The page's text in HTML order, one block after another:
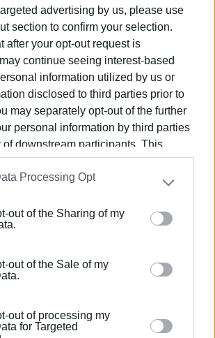
advertising by us, please use
section to confirm your selection.
after your opt-out request is
continue seeing interest-based
information utilized by us or
disclosed to third parties prior to
may separately opt-out of the further
personal information by third parties
of downstream participants. This
also be disclosed by us to third parties
of Downstream Participants
that may
to other third parties.
this website/app uses one or more
and may gather and store information
click to grant or deny consent to
party tags to use your data for
Processing Opt
out of the Sharing of my
out of the Sale of my
out of processing my
for Targeted
εταιρεία με προσωποποιημένο
τον ταξιδιωτικό τους πράκτορα.
το enimerosi στοFacebook
στο e-paper